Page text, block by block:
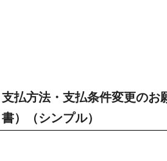
支払方法・支払条件変更のお
書）（シンプル）